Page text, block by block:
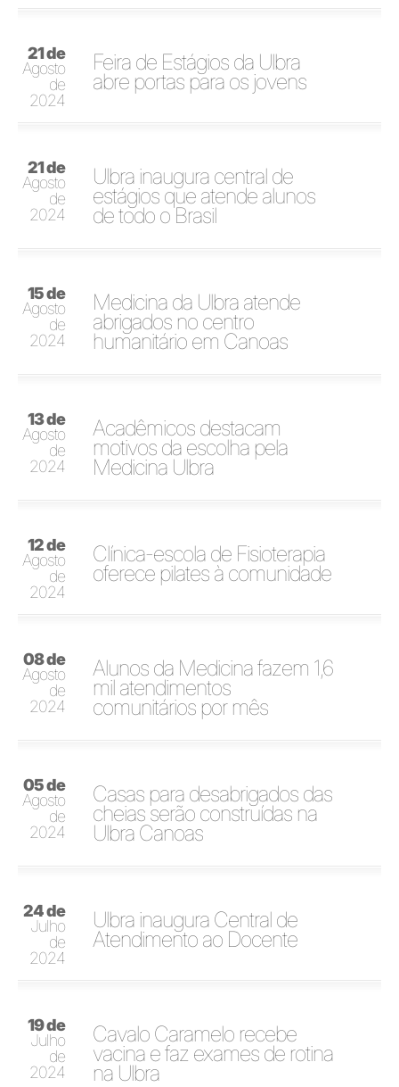
21 de
Agosto
de
2024
Feira de Estágios da Ulbra
abre portas para os jovens
21 de
Agosto
de
2024
Ulbra inaugura central de
estágios que atende alunos
de todo o Brasil
15 de
Agosto
de
2024
Medicina da Ulbra atende
abrigados no centro
humanitário em Canoas
13 de
Agosto
de
2024
Acadêmicos destacam
motivos da escolha pela
Medicina Ulbra
12 de
Agosto
de
2024
Clínica-escola de Fisioterapia
oferece pilates à comunidade
08 de
Agosto
de
2024
Alunos da Medicina fazem 1,6
mil atendimentos
comunitários por mês
05 de
Agosto
de
2024
Casas para desabrigados das
cheias serão construídas na
Ulbra Canoas
24 de
Julho
de
2024
Ulbra inaugura Central de
Atendimento ao Docente
19 de
Julho
de
2024
Cavalo Caramelo recebe
vacina e faz exames de rotina
na Ulbra